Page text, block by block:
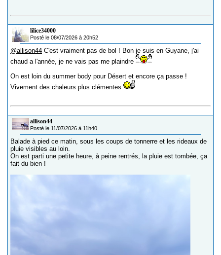
lilice34000
Posté le 08/07/2026 à 20h52
@allison44 C'est vraiment pas de bol ! Bon je suis en Guyane, j'ai
chaud a l'année, je ne vais pas me plaindre
On est loin du summer body pour Désert et encore ça passe !
Vivement des chaleurs plus clémentes
allison44
Posté le 11/07/2026 à 11h40
Balade à pied ce matin, sous les coups de tonnerre et les rideaux de
pluie visibles au loin.
On est parti une petite heure, à peine rentrés, la pluie est tombée, ça
fait du bien !